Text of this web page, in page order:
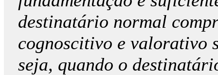
destinatário normal
cognoscitivo e valorativo
seja, quando o